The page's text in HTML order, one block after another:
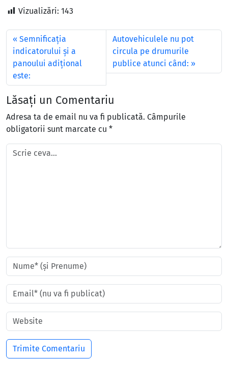
Vizualizări: 143
Semnificaţia
indicatorului şi a
panoului adiţional
este:
Autovehiculele nu pot
circula pe drumurile
publice atunci când:
Lăsați un Comentariu
Adresa ta de email nu va fi publicată. Câmpurile
obligatorii sunt marcate cu *